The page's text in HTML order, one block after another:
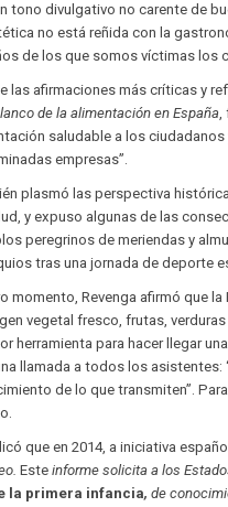
tono divulgativo no carente de
no está reñida con la
de los que somos víctimas los
las afirmaciones más críticas y
de la alimentación en España,
saludable a los
empresas”.
plasmó las perspectiva
y expuso algunas de las
peregrinos de meriendas y
tras una jornada de deporte
momento, Revenga afirmó que
vegetal fresco, frutas,
herramienta para hacer llegar
llamada a todos los
de lo que transmiten”.
que en 2014, a iniciativa
Esteinformesolicita a los
la primera infancia, de